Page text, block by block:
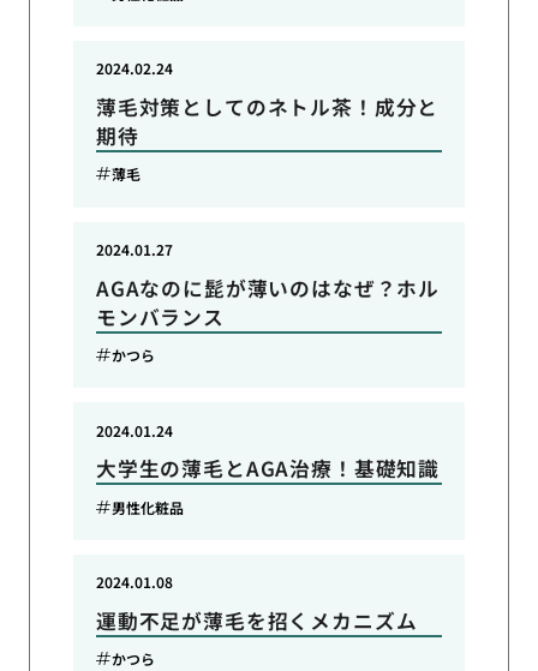
薄毛対策としてのネトル茶！成分と
期待
2024.02.24
薄毛
AGAなのに髭が薄いのはなぜ？ホル
モンバランス
2024.01.27
かつら
大学生の薄毛とAGA治療！基礎知識
2024.01.24
男性化粧品
運動不足が薄毛を招くメカニズム
2024.01.08
かつら